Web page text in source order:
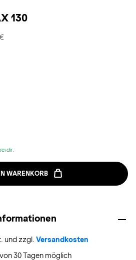
130
dir.
WARENKORB
und zzgl. Versandkosten
30 Tagen möglich